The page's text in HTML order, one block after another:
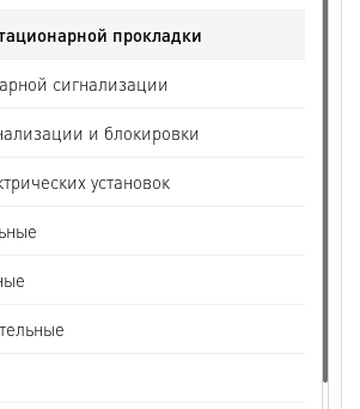
прокладки
сигнализации
и блокировки
установок